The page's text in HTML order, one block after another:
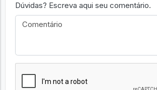
Dúvidas? Escreva aqui seu comentário.